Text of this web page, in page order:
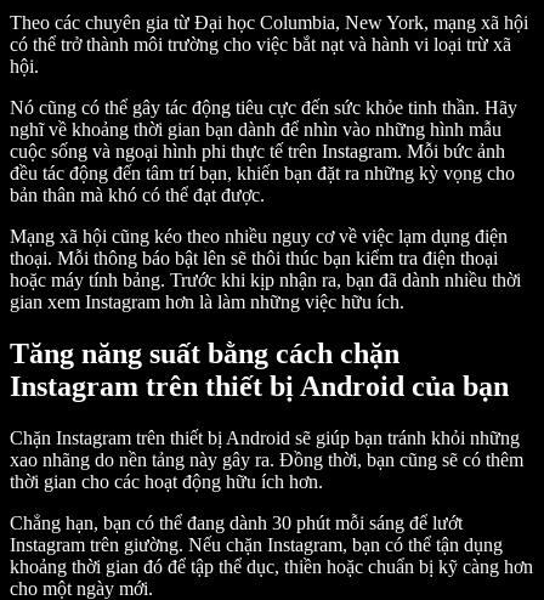
Theo các chuyên gia từ Đại học Columbia, New York, mạng xã hội
có thể trở thành môi trường cho việc bắt nạt và hành vi loại trừ xã
hội.
Nó cũng có thể gây tác động tiêu cực đến sức khỏe tinh thần. Hãy
nghĩ về khoảng thời gian bạn dành để nhìn vào những hình mẫu
cuộc sống và ngoại hình phi thực tế trên Instagram. Mỗi bức ảnh
đều tác động đến tâm trí bạn, khiến bạn đặt ra những kỳ vọng cho
bản thân mà khó có thể đạt được.
Mạng xã hội cũng kéo theo nhiều nguy cơ về việc lạm dụng điện
thoại. Mỗi thông báo bật lên sẽ thôi thúc bạn kiểm tra điện thoại
hoặc máy tính bảng. Trước khi kịp nhận ra, bạn đã dành nhiều thời
gian xem Instagram hơn là làm những việc hữu ích.
Tăng năng suất bằng cách chặn
Instagram trên thiết bị Android của bạn
Chặn Instagram trên thiết bị Android sẽ giúp bạn tránh khỏi những
xao nhãng do nền tảng này gây ra. Đồng thời, bạn cũng sẽ có thêm
thời gian cho các hoạt động hữu ích hơn.
Chẳng hạn, bạn có thể đang dành 30 phút mỗi sáng để lướt
Instagram trên giường. Nếu chặn Instagram, bạn có thể tận dụng
khoảng thời gian đó để tập thể dục, thiền hoặc chuẩn bị kỹ càng hơn
cho một ngày mới.